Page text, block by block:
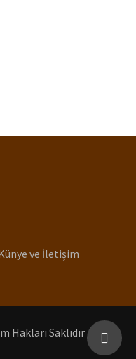
ve İletişim
Hakları Saklıdır